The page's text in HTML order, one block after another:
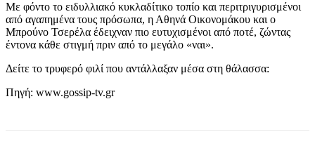
Με φόντο το ειδυλλιακό κυκλαδίτικο τοπίο και περιτριγυρισμένοι
από αγαπημένα τους πρόσωπα, η Αθηνά Οικονομάκου και ο
Μπρούνο Τσερέλα έδειχναν πιο ευτυχισμένοι από ποτέ, ζώντας
έντονα κάθε στιγμή πριν από το μεγάλο «ναι».
Δείτε το τρυφερό φιλί που αντάλλαξαν μέσα στη θάλασσα:
Πηγή: www.gossip-tv.gr